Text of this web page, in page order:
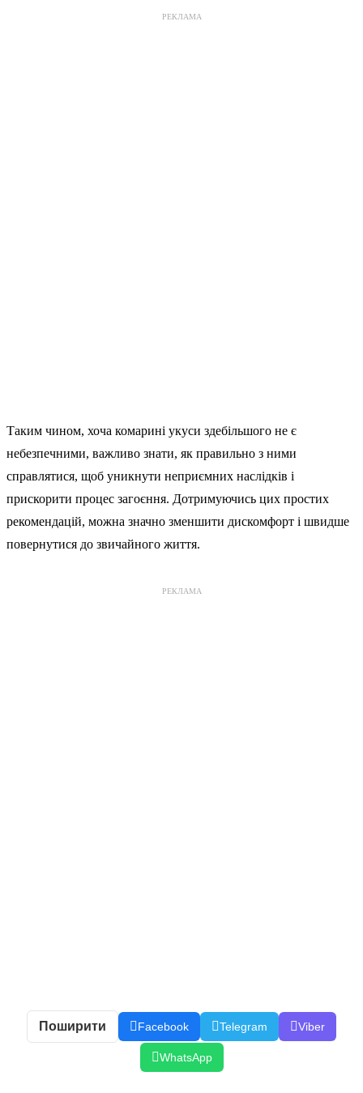
РЕКЛАМА
Таким чином, хоча комарині укуси здебільшого не є
небезпечними, важливо знати, як правильно з ними
справлятися, щоб уникнути неприємних наслідків і
прискорити процес загоєння. Дотримуючись цих простих
рекомендацій, можна значно зменшити дискомфорт і швидше
повернутися до звичайного життя.
РЕКЛАМА
Поширити Facebook Telegram Viber
WhatsApp